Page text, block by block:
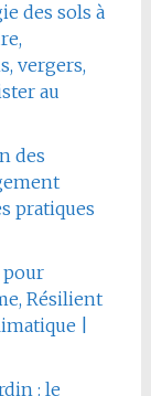
des sols à
vergers,
au
des
pratiques
pour
Résilient
|
: le